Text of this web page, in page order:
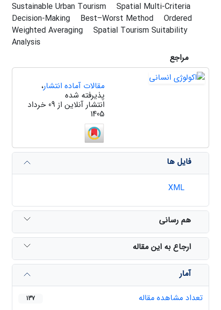
Sustainable Urban Tourism
Spatial Multi-Criteria
Decision-Making
Best–Worst Method
Ordered
Weighted Averaging
Spatial Tourism Suitability
Analysis
مراجع
مقالات آماده انتشار،
پذیرفته شده
انتشار آنلاین از 09 خرداد
1405
فایل ها
هم رسانی
ارجاع به این مقاله
آمار
تعداد مشاهده مقاله
137